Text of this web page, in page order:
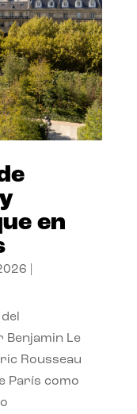
en
Benjamin Le
Rousseau
París como